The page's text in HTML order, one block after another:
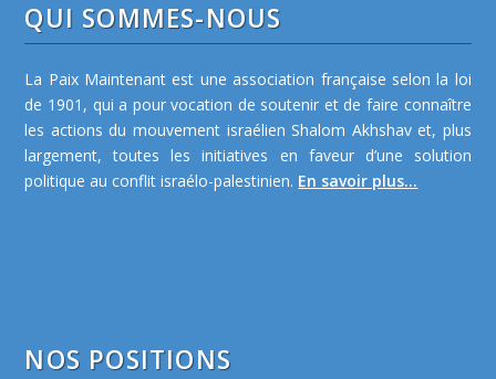
QUI SOMMES-NOUS
La Paix Maintenant est une association française selon la loi
de 1901, qui a pour vocation de soutenir et de faire connaître
les actions du mouvement israélien Shalom Akhshav et, plus
largement, toutes les initiatives en faveur d’une solution
politique au conflit israélo-palestinien. En savoir plus...
NOS POSITIONS